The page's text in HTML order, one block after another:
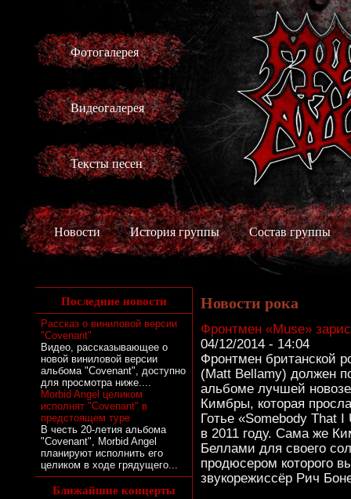
Фотогалерея
Видеогалерея
Тексты песен
Новости История группы Состав группы
Последние новости
Рассказ о виниловой версии
"Covenant"
Видео, рассказывающее о
новой виниловой версии
альбома "Covenant", доступно
для просмотра ниже....
Morbid Angel целиком
исполнят "Covenant" в
предстоящем туре
В честь 20-летия альбома
"Covenant", Morbid Angel
планируют исполнить его
целиком в ходе грядущего...
Ближайшие концерты
Новости рока
Фронтмен «Muse»
04/12/2014 - 14:04
Фронтмен британской
(Matt Bellamy) должен
альбоме лучшей
Кимбры, которая
Готье «Somebody That
в 2011 году. Сама же
Беллами для своего
продюсером которого
звукорежиссёр Рич